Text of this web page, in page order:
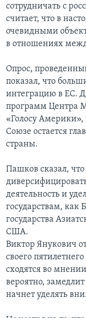
сотрудничать с
считает, что в
очевидными
в отношениях
Опрос,
показал, что
интеграцию в ЕС.
программ Центра
«Голосу Америки»,
Союзе остается
страны.
Пашков сказал,
деятельность и
государствам, как
государства
США.
Виктор Янукович
своего
сходятся во
вероятно,
начнет уделять